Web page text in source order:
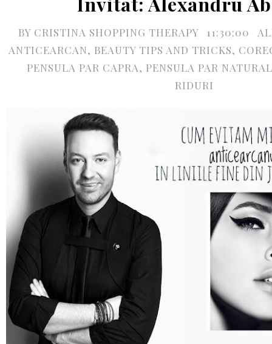
BY CRISTINA SHOPPING THERAPY 11:30:00
ANTICEARCAN, BEAUTY TIPS AND TRICKS,
PENSULA PAR CAPRA, PENSULA PAR NATURAL
RIDURI